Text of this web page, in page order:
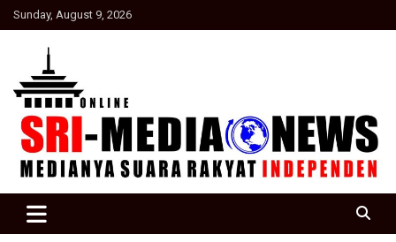
Skip
to
Sunday, August 9, 2026
SRI Media news